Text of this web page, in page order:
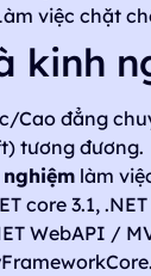
việc chặt
kinh
Cao đẳng
tương đương.
làm
core 3.1,
WebAPI /